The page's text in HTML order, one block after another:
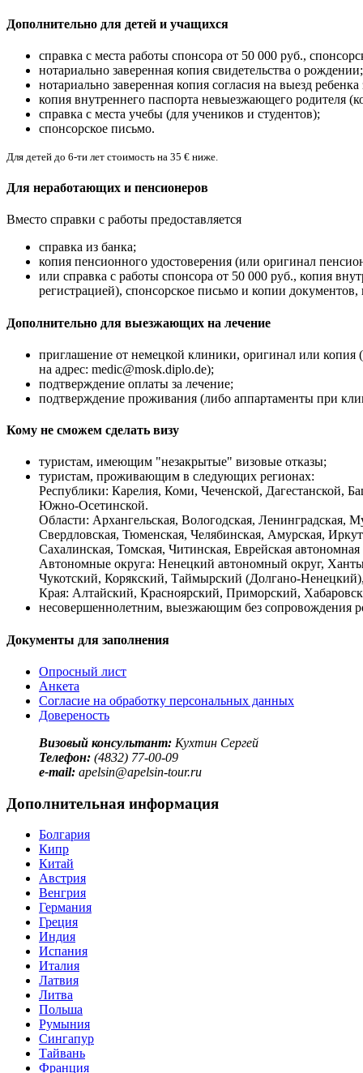
Дополнительно для детей и учащихся
справка с места работы спонсора от 50 000 руб.,
нотариально заверенная копия свидетельства о рождении;
нотариально заверенная копия согласия на выезд
копия внутреннего паспорта невыезжающего родителя
справка с места учебы (для учеников и студентов);
спонсорское письмо.
Для детей до 6-ти лет стоимость на 35 € ниже.
Для неработающих и пенсионеров
Вместо справки с работы предоставляется
справка из банка;
копия пенсионного удостоверения (или оригинал
или справка с работы спонсора от 50 000 руб., копия
регистрацией), спонсорское письмо и копии
Дополнительно для выезжающих на лечение
приглашение от немецкой клиники, оригинал или копия
на адрес: medic@mosk.diplo.de);
подтверждение оплаты за лечение;
подтверждение проживания (либо аппартаменты при
Кому не сможем сделать визу
туристам, имеющим "незакрытые" визовые отказы;
туристам, проживающим в следующих регионах:
Республики: Карелия, Коми, Чеченской, Дагестанской,
Южно-Осетинской.
Области: Архангельская, Вологодская, Ленинградская,
Свердловская, Тюменская, Челябинская, Амурская,
Сахалинская, Томская, Читинская, Еврейская
Автономные округа: Ненецкий автономный округ,
Чукотский, Корякский, Таймырский (Долгано-
Края: Алтайский, Красноярский, Приморский,
несовершеннолетним, выезжающим без сопровождения
Документы для заполнения
Опросный лист
Анкета
Согласие на обработку персональных данных
Довереность
Визовый консультант: Кухтин Сергей
Телефон: (4832) 77-00-09
e-mail: apelsin@apelsin-tour.ru
Дополнительная информация
Болгария
Кипр
Китай
Австрия
Венгрия
Германия
Греция
Индия
Испания
Италия
Латвия
Литва
Польша
Румыния
Сингапур
Тайвань
Франция